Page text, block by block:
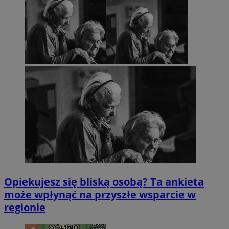
Opiekujesz się bliską osobą? Ta ankieta
może wpłynąć na przyszłe wsparcie w
regionie